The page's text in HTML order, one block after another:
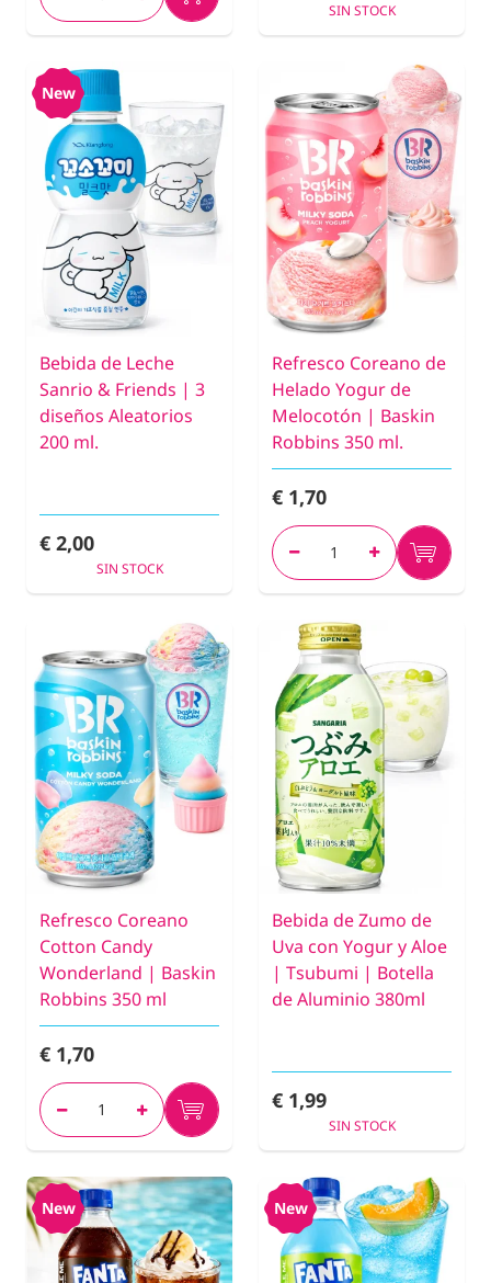
SIN STOCK
New
Bebida de Leche
Sanrio & Friends | 3
diseños Aleatorios
200 ml.
€ 2,00
SIN STOCK
Refresco Coreano de
Helado Yogur de
Melocotón | Baskin
Robbins 350 ml.
€ 1,70
Refresco Coreano
Cotton Candy
Wonderland | Baskin
Robbins 350 ml
€ 1,70
Bebida de Zumo de
Uva con Yogur y Aloe
| Tsubumi | Botella
de Aluminio 380ml
€ 1,99
SIN STOCK
New New